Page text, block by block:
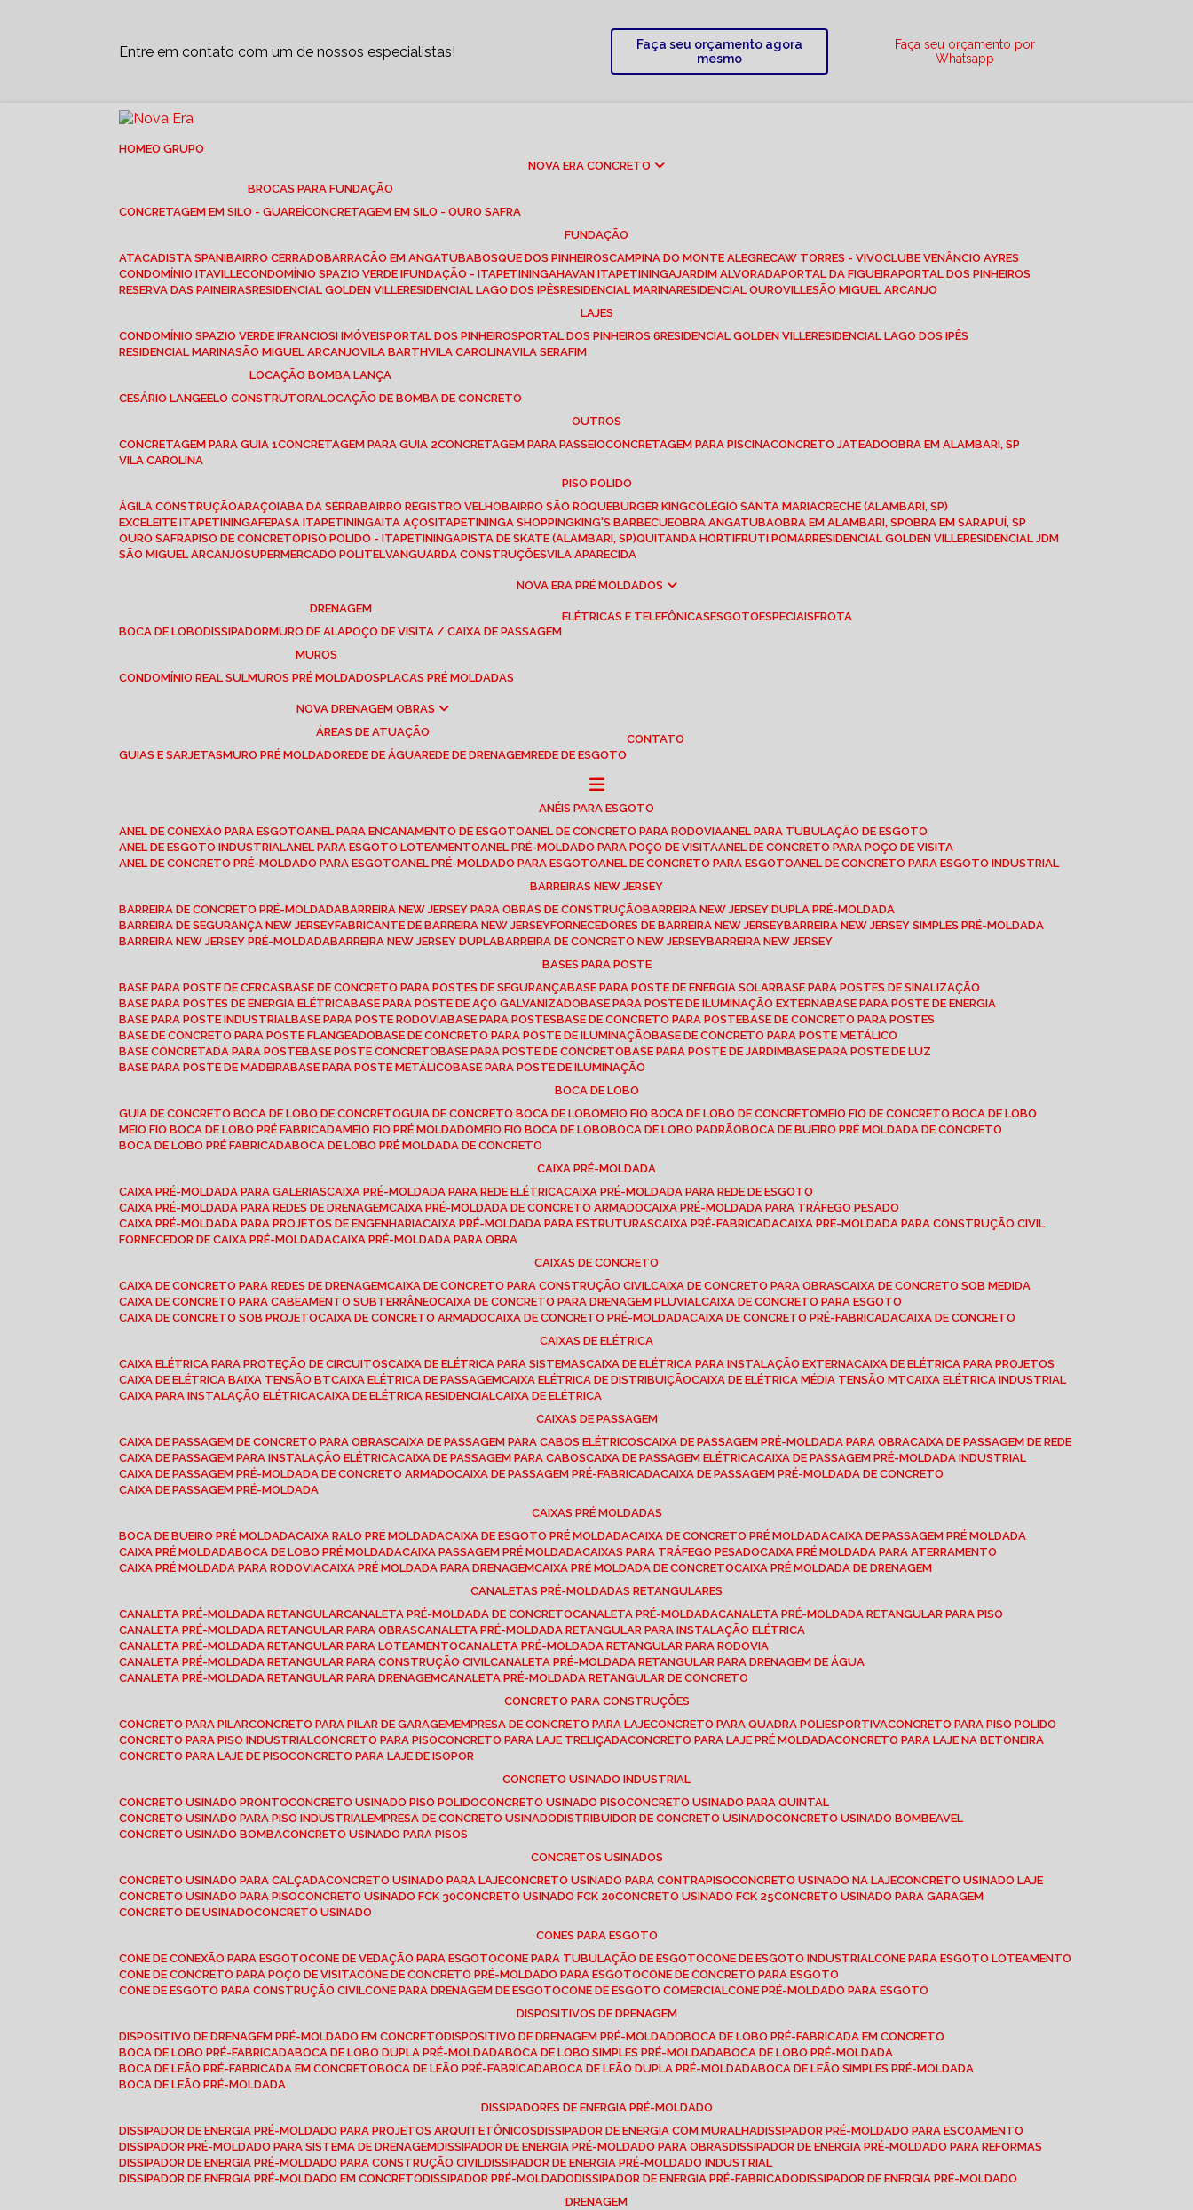
Entre em contato com um de nossos especialistas!
Faça seu orçamento agora
mesmo
Faça seu orçamento por
Whatsapp
HOME
O GRUPO
NOVA ERA CONCRETO
BROCAS PARA FUNDAÇÃO
CONCRETAGEM EM SILO - GUAREÍ CONCRETAGEM EM SILO - OURO SAFRA
FUNDAÇÃO
ATACADISTA SPANI BAIRRO CERRADO BARRACÃO EM ANGATUBA BOSQUE DOS PINHEIROS CAMPINA DO MONTE ALEGRE CAW TORRES - VIVO CLUBE VENÂNCIO AYRES
CONDOMÍNIO ITAVILLE CONDOMÍNIO SPAZIO VERDE I FUNDAÇÃO - ITAPETININGA HAVAN ITAPETININGA JARDIM ALVORADA PORTAL DA FIGUEIRA PORTAL DOS PINHEIROS
RESERVA DAS PAINEIRAS RESIDENCIAL GOLDEN VILLE RESIDENCIAL LAGO DOS IPÊS RESIDENCIAL MARINA RESIDENCIAL OUROVILLE SÃO MIGUEL ARCANJO
LAJES
CONDOMÍNIO SPAZIO VERDE I FRANCIOSI IMÓVEIS PORTAL DOS PINHEIROS PORTAL DOS PINHEIROS 6 RESIDENCIAL GOLDEN VILLE RESIDENCIAL LAGO DOS IPÊS
RESIDENCIAL MARINA SÃO MIGUEL ARCANJO VILA BARTH VILA CAROLINA VILA SERAFIM
LOCAÇÃO BOMBA LANÇA
CESÁRIO LANGE ELO CONSTRUTORA LOCAÇÃO DE BOMBA DE CONCRETO
OUTROS
CONCRETAGEM PARA GUIA 1 CONCRETAGEM PARA GUIA 2 CONCRETAGEM PARA PASSEIO CONCRETAGEM PARA PISCINA CONCRETO JATEADO
OBRA EM ALAMBARI, SP
VILA CAROLINA
PISO POLIDO
ÁGILA CONSTRUÇÃO ARAÇOIABA DA SERRA BAIRRO REGISTRO VELHO BAIRRO SÃO ROQUE BURGER KING COLÉGIO SANTA MARIA CRECHE (ALAMBARI, SP)
EXCELEITE ITAPETININGA FEPASA ITAPETININGA ITA AÇOS ITAPETININGA SHOPPING KING'S BARBECUE OBRA ANGATUBA OBRA EM ALAMBARI, SP
OBRA EM SARAPUÍ, SP
OURO SAFRA PISO DE CONCRETO PISO POLIDO - ITAPETININGA PISTA DE SKATE (ALAMBARI, SP) QUITANDA HORTIFRUTI POMAR RESIDENCIAL GOLDEN VILLE RESIDENCIAL JDM
SÃO MIGUEL ARCANJO SUPERMERCADO POLITEL VANGUARDA CONSTRUÇÕES VILA APARECIDA
NOVA ERA PRÉ MOLDADOS
DRENAGEM
BOCA DE LOBO DISSIPADOR MURO DE ALA POÇO DE VISITA / CAIXA DE PASSAGEM
ELÉTRICAS E TELEFÔNICAS ESGOTO ESPECIAIS FROTA
MUROS
CONDOMÍNIO REAL SUL
MUROS PRÉ MOLDADOS PLACAS PRÉ MOLDADAS
NOVA DRENAGEM OBRAS
ÁREAS DE ATUAÇÃO
GUIAS E SARJETAS
MURO PRÉ MOLDADO REDE DE ÁGUA REDE DE DRENAGEM REDE DE ESGOTO
CONTATO
ANÉIS PARA ESGOTO
ANEL DE CONEXÃO PARA ESGOTO ANEL PARA ENCANAMENTO DE ESGOTO ANEL DE CONCRETO PARA RODOVIA ANEL PARA TUBULAÇÃO DE ESGOTO
ANEL DE ESGOTO INDUSTRIAL ANEL PARA ESGOTO LOTEAMENTO ANEL PRÉ-MOLDADO PARA POÇO DE VISITA ANEL DE CONCRETO PARA POÇO DE VISITA
ANEL DE CONCRETO PRÉ-MOLDADO PARA ESGOTO ANEL PRÉ-MOLDADO PARA ESGOTO ANEL DE CONCRETO PARA ESGOTO ANEL DE CONCRETO PARA ESGOTO INDUSTRIAL
BARREIRAS NEW JERSEY
BARREIRA DE CONCRETO PRÉ-MOLDADA BARREIRA NEW JERSEY PARA OBRAS DE CONSTRUÇÃO BARREIRA NEW JERSEY DUPLA PRÉ-MOLDADA
BARREIRA DE SEGURANÇA NEW JERSEY FABRICANTE DE BARREIRA NEW JERSEY FORNECEDORES DE BARREIRA NEW JERSEY BARREIRA NEW JERSEY SIMPLES PRÉ-MOLDADA
BARREIRA NEW JERSEY PRÉ-MOLDADA BARREIRA NEW JERSEY DUPLA BARREIRA DE CONCRETO NEW JERSEY BARREIRA NEW JERSEY
BASES PARA POSTE
BASE PARA POSTE DE CERCAS BASE DE CONCRETO PARA POSTES DE SEGURANÇA BASE PARA POSTE DE ENERGIA SOLAR BASE PARA POSTES DE SINALIZAÇÃO
BASE PARA POSTES DE ENERGIA ELÉTRICA BASE PARA POSTE DE AÇO GALVANIZADO BASE PARA POSTE DE ILUMINAÇÃO EXTERNA BASE PARA POSTE DE ENERGIA
BASE PARA POSTE INDUSTRIAL BASE PARA POSTE RODOVIA BASE PARA POSTES BASE DE CONCRETO PARA POSTE BASE DE CONCRETO PARA POSTES
BASE DE CONCRETO PARA POSTE FLANGEADO BASE DE CONCRETO PARA POSTE DE ILUMINAÇÃO BASE DE CONCRETO PARA POSTE METÁLICO
BASE CONCRETADA PARA POSTE BASE POSTE CONCRETO BASE PARA POSTE DE CONCRETO BASE PARA POSTE DE JARDIM BASE PARA POSTE DE LUZ
BASE PARA POSTE DE MADEIRA BASE PARA POSTE METÁLICO BASE PARA POSTE DE ILUMINAÇÃO
BOCA DE LOBO
GUIA DE CONCRETO BOCA DE LOBO DE CONCRETO
GUIA DE CONCRETO BOCA DE LOBO MEIO FIO BOCA DE LOBO DE CONCRETO
MEIO FIO DE CONCRETO BOCA DE LOBO
MEIO FIO BOCA DE LOBO PRÉ FABRICADA
MEIO FIO PRÉ MOLDADO MEIO FIO BOCA DE LOBO BOCA DE LOBO PADRÃO BOCA DE BUEIRO PRÉ MOLDADA DE CONCRETO
BOCA DE LOBO PRÉ FABRICADA BOCA DE LOBO PRÉ MOLDADA DE CONCRETO
CAIXA PRÉ-MOLDADA
CAIXA PRÉ-MOLDADA PARA GALERIAS CAIXA PRÉ-MOLDADA PARA REDE ELÉTRICA CAIXA PRÉ-MOLDADA PARA REDE DE ESGOTO
CAIXA PRÉ-MOLDADA PARA REDES DE DRENAGEM CAIXA PRÉ-MOLDADA DE CONCRETO ARMADO CAIXA PRÉ-MOLDADA PARA TRÁFEGO PESADO
CAIXA PRÉ-MOLDADA PARA PROJETOS DE ENGENHARIA CAIXA PRÉ-MOLDADA PARA ESTRUTURAS CAIXA PRÉ-FABRICADA CAIXA PRÉ-MOLDADA PARA CONSTRUÇÃO CIVIL
FORNECEDOR DE CAIXA PRÉ-MOLDADA CAIXA PRÉ-MOLDADA PARA OBRA
CAIXAS DE CONCRETO
CAIXA DE CONCRETO PARA REDES DE DRENAGEM CAIXA DE CONCRETO PARA CONSTRUÇÃO CIVIL CAIXA DE CONCRETO PARA OBRAS CAIXA DE CONCRETO SOB MEDIDA
CAIXA DE CONCRETO PARA CABEAMENTO SUBTERRÂNEO CAIXA DE CONCRETO PARA DRENAGEM PLUVIAL CAIXA DE CONCRETO PARA ESGOTO
CAIXA DE CONCRETO SOB PROJETO CAIXA DE CONCRETO ARMADO CAIXA DE CONCRETO PRÉ-MOLDADA CAIXA DE CONCRETO PRÉ-FABRICADA CAIXA DE CONCRETO
CAIXAS DE ELÉTRICA
CAIXA ELÉTRICA PARA PROTEÇÃO DE CIRCUITOS CAIXA DE ELÉTRICA PARA SISTEMAS CAIXA DE ELÉTRICA PARA INSTALAÇÃO EXTERNA CAIXA DE ELÉTRICA PARA PROJETOS
CAIXA DE ELÉTRICA BAIXA TENSÃO BT CAIXA ELÉTRICA DE PASSAGEM CAIXA ELÉTRICA DE DISTRIBUIÇÃO CAIXA DE ELÉTRICA MÉDIA TENSÃO MT CAIXA ELÉTRICA INDUSTRIAL
CAIXA PARA INSTALAÇÃO ELÉTRICA CAIXA DE ELÉTRICA RESIDENCIAL CAIXA DE ELÉTRICA
CAIXAS DE PASSAGEM
CAIXA DE PASSAGEM DE CONCRETO PARA OBRAS CAIXA DE PASSAGEM PARA CABOS ELÉTRICOS CAIXA DE PASSAGEM PRÉ-MOLDADA PARA OBRA CAIXA DE PASSAGEM DE REDE
CAIXA DE PASSAGEM PARA INSTALAÇÃO ELÉTRICA CAIXA DE PASSAGEM PARA CABOS CAIXA DE PASSAGEM ELÉTRICA CAIXA DE PASSAGEM PRÉ-MOLDADA INDUSTRIAL
CAIXA DE PASSAGEM PRÉ-MOLDADA DE CONCRETO ARMADO CAIXA DE PASSAGEM PRÉ-FABRICADA CAIXA DE PASSAGEM PRÉ-MOLDADA DE CONCRETO
CAIXA DE PASSAGEM PRÉ-MOLDADA
CAIXAS PRÉ MOLDADAS
BOCA DE BUEIRO PRÉ MOLDADA CAIXA RALO PRÉ MOLDADA CAIXA DE ESGOTO PRÉ MOLDADA CAIXA DE CONCRETO PRÉ MOLDADA CAIXA DE PASSAGEM PRÉ MOLDADA
CAIXA PRÉ MOLDADA BOCA DE LOBO PRÉ MOLDADA CAIXA PASSAGEM PRÉ MOLDADA CAIXAS PARA TRÁFEGO PESADO CAIXA PRÉ MOLDADA PARA ATERRAMENTO
CAIXA PRÉ MOLDADA PARA RODOVIA CAIXA PRÉ MOLDADA PARA DRENAGEM CAIXA PRÉ MOLDADA DE CONCRETO CAIXA PRÉ MOLDADA DE DRENAGEM
CANALETAS PRÉ-MOLDADAS RETANGULARES
CANALETA PRÉ-MOLDADA RETANGULAR CANALETA PRÉ-MOLDADA DE CONCRETO CANALETA PRÉ-MOLDADA CANALETA PRÉ-MOLDADA RETANGULAR PARA PISO
CANALETA PRÉ-MOLDADA RETANGULAR PARA OBRAS CANALETA PRÉ-MOLDADA RETANGULAR PARA INSTALAÇÃO ELÉTRICA
CANALETA PRÉ-MOLDADA RETANGULAR PARA LOTEAMENTO CANALETA PRÉ-MOLDADA RETANGULAR PARA RODOVIA
CANALETA PRÉ-MOLDADA RETANGULAR PARA CONSTRUÇÃO CIVIL CANALETA PRÉ-MOLDADA RETANGULAR PARA DRENAGEM DE ÁGUA
CANALETA PRÉ-MOLDADA RETANGULAR PARA DRENAGEM CANALETA PRÉ-MOLDADA RETANGULAR DE CONCRETO
CONCRETO PARA CONSTRUÇÕES
CONCRETO PARA PILAR CONCRETO PARA PILAR DE GARAGEM EMPRESA DE CONCRETO PARA LAJE CONCRETO PARA QUADRA POLIESPORTIVA CONCRETO PARA PISO POLIDO
CONCRETO PARA PISO INDUSTRIAL CONCRETO PARA PISO CONCRETO PARA LAJE TRELIÇADA CONCRETO PARA LAJE PRÉ MOLDADA CONCRETO PARA LAJE NA BETONEIRA
CONCRETO PARA LAJE DE PISO CONCRETO PARA LAJE DE ISOPOR
CONCRETO USINADO INDUSTRIAL
CONCRETO USINADO PRONTO CONCRETO USINADO PISO POLIDO CONCRETO USINADO PISO CONCRETO USINADO PARA QUINTAL
CONCRETO USINADO PARA PISO INDUSTRIAL EMPRESA DE CONCRETO USINADO DISTRIBUIDOR DE CONCRETO USINADO CONCRETO USINADO BOMBEAVEL
CONCRETO USINADO BOMBA CONCRETO USINADO PARA PISOS
CONCRETOS USINADOS
CONCRETO USINADO PARA CALÇADA CONCRETO USINADO PARA LAJE CONCRETO USINADO PARA CONTRAPISO CONCRETO USINADO NA LAJE CONCRETO USINADO LAJE
CONCRETO USINADO PARA PISO CONCRETO USINADO FCK 30 CONCRETO USINADO FCK 20 CONCRETO USINADO FCK 25 CONCRETO USINADO PARA GARAGEM
CONCRETO DE USINADO CONCRETO USINADO
CONES PARA ESGOTO
CONE DE CONEXÃO PARA ESGOTO CONE DE VEDAÇÃO PARA ESGOTO CONE PARA TUBULAÇÃO DE ESGOTO CONE DE ESGOTO INDUSTRIAL CONE PARA ESGOTO LOTEAMENTO
CONE DE CONCRETO PARA POÇO DE VISITA CONE DE CONCRETO PRÉ-MOLDADO PARA ESGOTO CONE DE CONCRETO PARA ESGOTO
CONE DE ESGOTO PARA CONSTRUÇÃO CIVIL CONE PARA DRENAGEM DE ESGOTO CONE DE ESGOTO COMERCIAL CONE PRÉ-MOLDADO PARA ESGOTO
DISPOSITIVOS DE DRENAGEM
DISPOSITIVO DE DRENAGEM PRÉ-MOLDADO EM CONCRETO DISPOSITIVO DE DRENAGEM PRÉ-MOLDADO BOCA DE LOBO PRÉ-FABRICADA EM CONCRETO
BOCA DE LOBO PRÉ-FABRICADA BOCA DE LOBO DUPLA PRÉ-MOLDADA BOCA DE LOBO SIMPLES PRÉ-MOLDADA BOCA DE LOBO PRÉ-MOLDADA
BOCA DE LEÃO PRÉ-FABRICADA EM CONCRETO BOCA DE LEÃO PRÉ-FABRICADA BOCA DE LEÃO DUPLA PRÉ-MOLDADA BOCA DE LEÃO SIMPLES PRÉ-MOLDADA
BOCA DE LEÃO PRÉ-MOLDADA
DISSIPADORES DE ENERGIA PRÉ-MOLDADO
DISSIPADOR DE ENERGIA PRÉ-MOLDADO PARA PROJETOS ARQUITETÔNICOS DISSIPADOR DE ENERGIA COM MURALHA DISSIPADOR PRÉ-MOLDADO PARA ESCOAMENTO
DISSIPADOR PRÉ-MOLDADO PARA SISTEMA DE DRENAGEM DISSIPADOR DE ENERGIA PRÉ-MOLDADO PARA OBRAS DISSIPADOR DE ENERGIA PRÉ-MOLDADO PARA REFORMAS
DISSIPADOR DE ENERGIA PRÉ-MOLDADO PARA CONSTRUÇÃO CIVIL DISSIPADOR DE ENERGIA PRÉ-MOLDADO INDUSTRIAL
DISSIPADOR DE ENERGIA PRÉ-MOLDADO EM CONCRETO DISSIPADOR PRÉ-MOLDADO DISSIPADOR DE ENERGIA PRÉ-FABRICADO DISSIPADOR DE ENERGIA PRÉ-MOLDADO
DRENAGEM